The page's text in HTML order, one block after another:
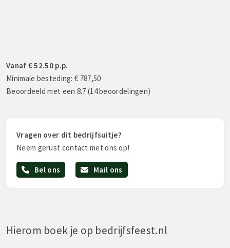
Vanaf € 52.50 p.p.
Minimale besteding: € 787,50
Beoordeeld met een 8.7 (14 beoordelingen)
Vragen over dit bedrijfsuitje?
Neem gerust contact met ons op!
Bel ons Mail ons
Hierom boek je op bedrijfsfeest.nl